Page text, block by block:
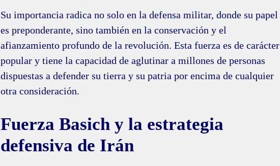
Su importancia radica no solo en la defensa militar, donde su papel
es preponderante, sino también en la conservación y el
afianzamiento profundo de la revolución. Esta fuerza es de carácter
popular y tiene la capacidad de aglutinar a millones de personas
dispuestas a defender su tierra y su patria por encima de cualquier
otra consideración.
Fuerza Basich y la estrategia
defensiva de Irán